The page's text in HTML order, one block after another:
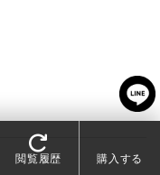
閲覧履歴 購入する